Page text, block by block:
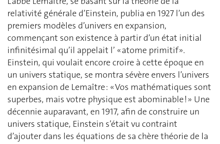
relativité générale d’Einstein, publia en 1927 l’un des
premiers modèles d’univers en expansion,
commençant son existence à partir d’un état initial
infinitésimal qu’il appelait l’ « atome primitif ».
Einstein, qui voulait encore croire à cette époque en
un univers statique, se montra sévère envers l’univers
en expansion de Lemaître : « Vos mathématiques sont
superbes, mais votre physique est abominable ! » Une
décennie auparavant, en 1917, afin de construire un
univers statique, Einstein s’était vu contraint
d’ajouter dans les équations de sa chère théorie de la